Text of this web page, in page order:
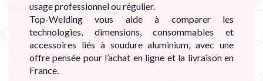
usage professionnel ou régulier.
Top-Welding vous aide à comparer les
technologies, dimensions, consommables et
accessoires liés à soudure aluminium, avec une
offre pensée pour l’achat en ligne et la livraison en
France.